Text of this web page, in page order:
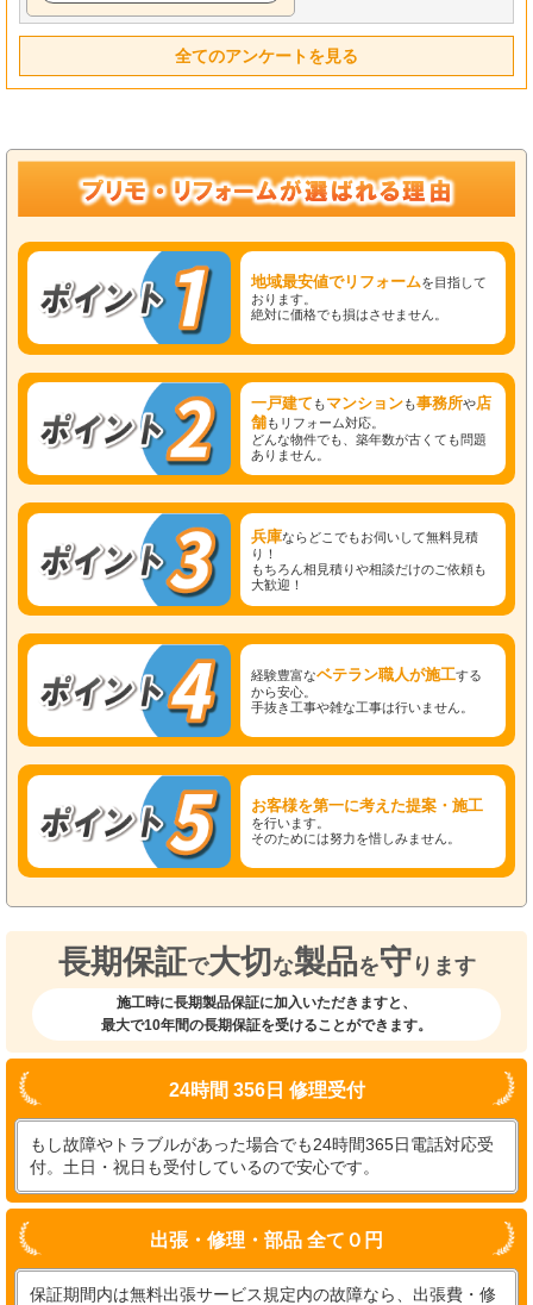
全てのアンケートを見る
地域最安値でリフォームを目指して
おります。
絶対に価格でも損はさせません。
一戸建て もマンションも事務所や店
舗もリフォーム対応。
どんな物件でも、築年数が古くても問題
ありません。
兵庫ならどこでもお伺いして無料見積
り！
もちろん相見積りや相談だけのご依頼も
大歓迎！
経験豊富なベテラン職人が施工する
から安心。
手抜き工事や雑な工事は行いません。
お客様を第一に考えた提案・施工
を行います。
そのためには努力を惜しみません。
長期保証で大切 な製品を守 ります
施工時に長期製品保証に加入いただきますと、
最大で10年間の長期保証を受けることができます。
24時間 356日 修理受付
もし故障やトラブルがあった場合でも24時間365日電話対応受
付。土日・祝日も受付しているので安心です。
出張・修理・部品 全て０円
保証期間内は無料出張サービス規定内の故障なら、出張費・修